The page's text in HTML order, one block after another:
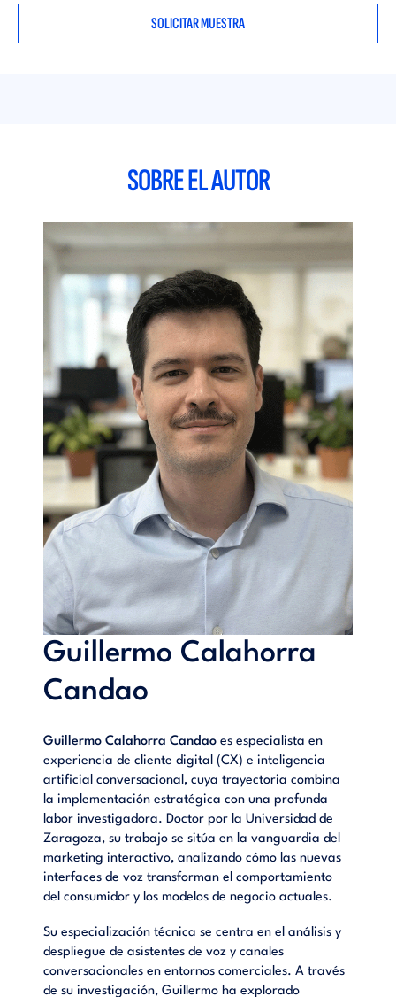
SOLICITAR MUESTRA
SOBRE EL AUTOR
Guillermo Calahorra
Candao
Guillermo Calahorra Candao es especialista en
experiencia de cliente digital (CX) e inteligencia
artificial conversacional, cuya trayectoria combina
la implementación estratégica con una profunda
labor investigadora. Doctor por la Universidad de
Zaragoza, su trabajo se sitúa en la vanguardia del
marketing interactivo, analizando cómo las nuevas
interfaces de voz transforman el comportamiento
del consumidor y los modelos de negocio actuales.
Su especialización técnica se centra en el análisis y
despliegue de asistentes de voz y canales
conversacionales en entornos comerciales. A través
de su investigación, Guillermo ha explorado